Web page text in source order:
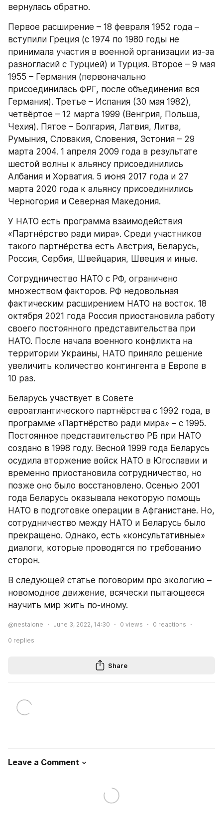
вернулась обратно.
Первое расширение – 18 февраля 1952 года –
вступили Греция (с 1974 по 1980 годы не
принимала участия в военной организации из-за
разногласий с Турцией) и Турция. Второе – 9 мая
1955 – Германия (первоначально
присоединилась ФРГ, после объединения вся
Германия). Третье – Испания (30 мая 1982),
четвёртое – 12 марта 1999 (Венгрия, Польша,
Чехия). Пятое – Болгария, Латвия, Литва,
Румыния, Словакия, Словения, Эстония – 29
марта 2004. 1 апреля 2009 года в результате
шестой волны к альянсу присоединились
Албания и Хорватия. 5 июня 2017 года и 27
марта 2020 года к альянсу присоединились
Черногория и Северная Македония.
У НАТО есть программа взаимодействия
«Партнёрство ради мира». Среди участников
такого партнёрства есть Австрия, Беларусь,
Россия, Сербия, Швейцария, Швеция и иные.
Сотрудничество НАТО с РФ, ограничено
множеством факторов. РФ недовольная
фактическим расширением НАТО на восток. 18
октября 2021 года Россия приостановила работу
своего постоянного представительства при
НАТО. После начала военного конфликта на
территории Украины, НАТО приняло решение
увеличить количество контингента в Европе в
10 раз.
Беларусь участвует в Совете
евроатлантического партнёрства с 1992 года, в
программе «Партнёрство ради мира» – с 1995.
Постоянное представительство РБ при НАТО
создано в 1998 году. Весной 1999 года Беларусь
осудила вторжение войск НАТО в Югославии и
временно приостановила сотрудничество, но
позже оно было восстановлено. Осенью 2001
года Беларусь оказывала некоторую помощь
НАТО в подготовке операции в Афганистане. Но,
сотрудничество между НАТО и Беларусь было
прекращено. Однако, есть «консультативные»
диалоги, которые проводятся по требованию
сторон.
В следующей статье поговорим про экологию –
новомодное движение, всячески пытающееся
научить мир жить по-иному.
@nestalone June 3, 2022, 14:30 0 views 0 reactions
0 replies
Share
Leave a Comment